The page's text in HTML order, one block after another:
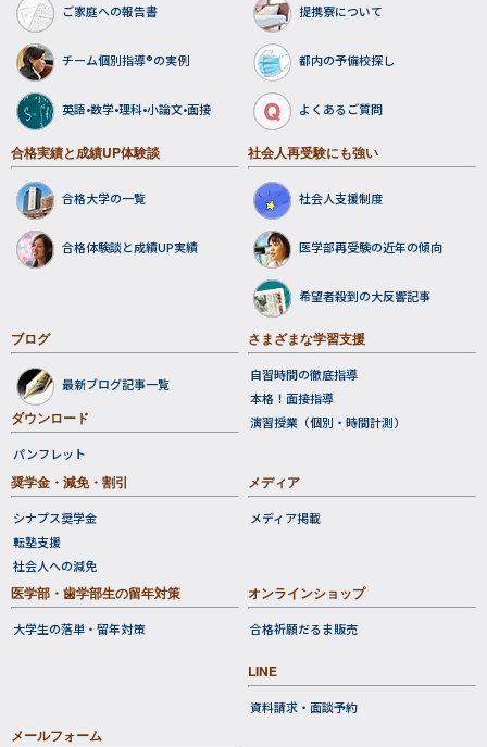
ご家庭への報告書
チーム個別指導®の実例
英語•数学•理科•小論文•面接
提携寮について
都内の予備校探し
よくあるご質問
合格実績と成績UP体験談
合格大学の一覧
合格体験談と成績UP実績
社会人再受験にも強い
社会人支援制度
医学部再受験の近年の傾向
希望者殺到の大反響記事
ブログ
最新ブログ記事一覧
ダウンロード
パンフレット
さまざまな学習支援
自習時間の徹底指導
本格！面接指導
演習授業（個別・時間計測）
奨学金・減免・割引
シナプス奨学金
転塾支援
メディア
オンラインショップ